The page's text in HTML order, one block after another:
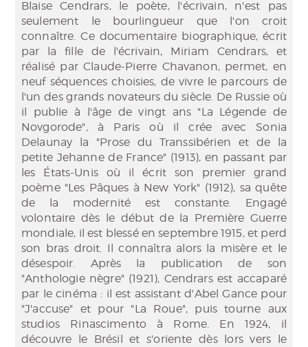
Blaise Cendrars, le poète, l'écrivain, n'est pas
seulement le bourlingueur que l'on croit
connaître. Ce documentaire biographique, écrit
par la fille de l'écrivain, Miriam Cendrars, et
réalisé par Claude-Pierre Chavanon, permet, en
neuf séquences choisies, de vivre le parcours de
l'un des grands novateurs du siècle. De Russie où
il publie à l'âge de vingt ans "La Légende de
Novgorode", à Paris où il crée avec Sonia
Delaunay la "Prose du Transsibérien et de la
petite Jehanne de France" (1913), en passant par
les États-Unis où il écrit son premier grand
poème "Les Pâques à New York" (1912), sa quête
de la modernité est constante. Engagé
volontaire dès le début de la Première Guerre
mondiale, il est blessé en septembre 1915, et perd
son bras droit. Il connaîtra alors la misère et le
désespoir. Après la publication de son
"Anthologie nègre" (1921), Cendrars est accaparé
par le cinéma : il est assistant d'Abel Gance pour
"J'accuse" et pour "La Roue", puis tourne aux
studios Rinascimento à Rome. En 1924, il
découvre le Brésil et s'oriente dès lors vers le